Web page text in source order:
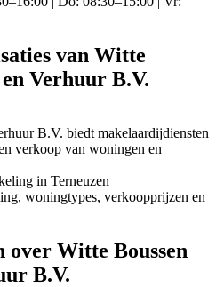
van Witte
Verhuur B.V.
B.V. biedt makelaardijdiensten
verkoop van woningen en
in Terneuzen
woningtypes, verkoopprijzen en
over Witte Boussen
B.V.